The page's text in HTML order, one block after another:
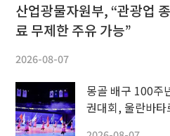
산업광물자원부, “관광업
료 무제한 주유 가능”
2026-08-07
몽골 배구 100주
권대회, 울란바